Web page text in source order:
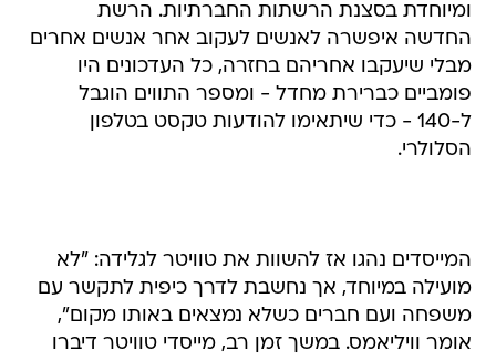
ומיוחדת בסצנת הרשתות החברתיות. הרשת
החדשה איפשרה לאנשים לעקוב אחר אנשים אחרים
מבלי שיעקבו אחריהם בחזרה, כל העדכונים היו
פומביים כברירת מחדל - ומספר התווים הוגבל
ל-140 - כדי שיתאימו להודעות טקסט בטלפון
הסלולרי.
המייסדים נהגו אז להשוות את טוויטר לגלידה: "לא
מועילה במיוחד, אך נחשבת לדרך כיפית לתקשר עם
משפחה ועם חברים כשלא נמצאים באותו מקום",
אומר וויליאמס. במשך זמן רב, מייסדי טוויטר דיברו